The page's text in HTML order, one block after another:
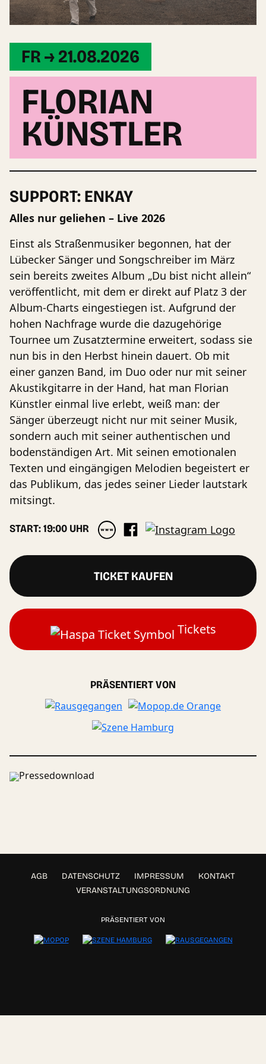
FR → 21.08.2026
FLORIAN
KÜNSTLER
SUPPORT: ENKAY
Alles nur geliehen – Live 2026
Einst als Straßenmusiker begonnen, hat der
Lübecker Sänger und Songschreiber im März
sein bereits zweites Album „Du bist nicht allein“
veröffentlicht, mit dem er direkt auf Platz 3 der
Album-Charts eingestiegen ist. Aufgrund der
hohen Nachfrage wurde die dazugehörige
Tournee um Zusatztermine erweitert, sodass sie
nun bis in den Herbst hinein dauert. Ob mit
einer ganzen Band, im Duo oder nur mit seiner
Akustikgitarre in der Hand, hat man Florian
Künstler einmal live erlebt, weiß man: der
Sänger überzeugt nicht nur mit seiner Musik,
sondern auch mit seiner authentischen und
bodenständigen Art. Mit seinen emotionalen
Texten und eingängigen Melodien begeistert er
das Publikum, das jedes seiner Lieder lautstark
mitsingt.
START: 19:00 UHR
TICKET KAUFEN
Tickets
PRÄSENTIERT VON
Pressedownload
AGB DATENSCHUTZ IMPRESSUM
KONTAKT
VERANSTALTUNGSORDNUNG
PRÄSENTIERT VON